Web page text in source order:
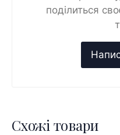
поділиться
Схожі товари